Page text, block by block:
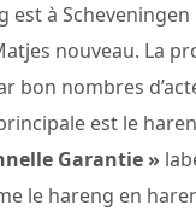
est à
nouveau. La
bon nombres
est le
Garantie »
le hareng en